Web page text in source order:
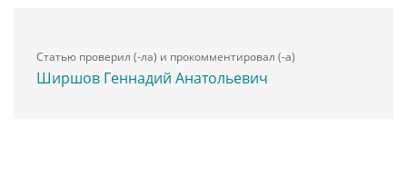
Статью проверил (-ла) и прокомментировал (-а)
Ширшов Геннадий Анатольевич